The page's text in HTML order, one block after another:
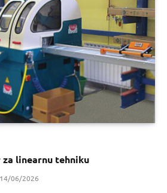
linearnu tehniku
14/06/2026